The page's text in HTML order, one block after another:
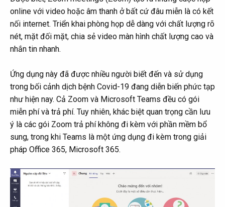
online với video hoặc âm thanh ở bất cứ đâu miễn là có kết
nối internet. Triển khai phòng họp dễ dàng với chất lượng rõ
nét, mặt đối mặt, chia sẻ video màn hình chất lượng cao và
nhắn tin nhanh.
Ứng dụng này đã được nhiều người biết đến và sử dụng
trong bối cảnh dịch bệnh Covid-19 đang diễn biến phức tạp
như hiện nay. Cả Zoom và Microsoft Teams đều có gói
miễn phí và trả phí. Tuy nhiên, khác biệt quan trọng cần lưu
ý là các gói Zoom trả phí không đi kèm với phần mềm bổ
sung, trong khi Teams là một ứng dụng đi kèm trong giải
pháp Office 365, Microsoft 365.